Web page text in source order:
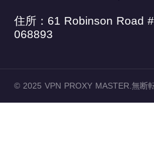
住所：61 Robinson Road
068893
© 2025 VPN PROXY MASTER.無断